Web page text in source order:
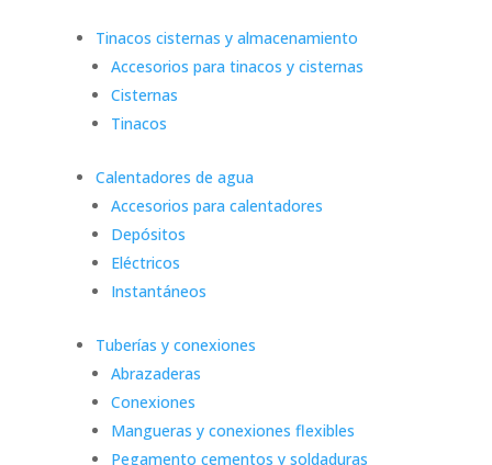
Tinacos cisternas y almacenamiento
Accesorios para tinacos y cisternas
Cisternas
Tinacos
Calentadores de agua
Accesorios para calentadores
Depósitos
Eléctricos
Instantáneos
Tuberías y conexiones
Abrazaderas
Conexiones
Mangueras y conexiones flexibles
Pegamento cementos y soldaduras